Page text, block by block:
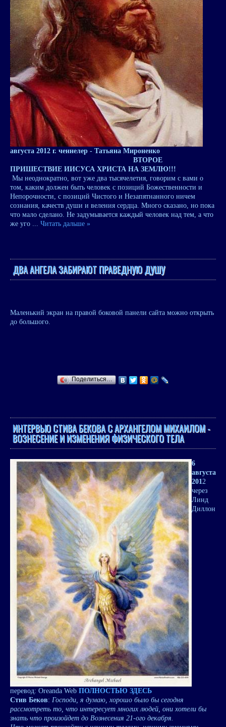
августа 2012 г. ченнелер - Татьяна Мироненко
ВТОРОЕ
ПРИШЕСТВИЕ ИИСУСА ХРИСТА НА ЗЕМЛЮ!!!
Мы неоднократно, вот уже два тысячелетия, говорим с вами о
том, каким должен быть человек с позиций Божественности и
Непорочности, с позиций Чистого и Незапятнанного ничем
сознания, качеств души и веления сердца. Много сказано, но пока
что мало сделано. Не задумывается каждый человек над тем, а что
же уго ... Читать дальше »
ДВА АНГЕЛА ЗАБИРАЮТ ПРАВЕДНУЮ ДУШУ
Маленький экран на правой боковой панели сайта можно открыть
до большого.
Поделиться…
ИНТЕРВЬЮ СТИВА БЕКОВА С AРХАНГЕЛОМ МИХАИЛОМ -
ВОЗНЕСЕНИЕ И ИЗМЕНЕНИЯ ФИЗИЧЕСКОГО ТЕЛА
6
августа
2012
через
Линд
Диллон
перевод: Oreanda Web ПОЛНОСТЬЮ ЗДЕСЬ
Стив Беков: Господи, я думаю, хорошо было бы сегодня
рассмотреть то, что интересует многих людей, они хотели бы
знать что произойдет до Вознесения 21-ого декабря.